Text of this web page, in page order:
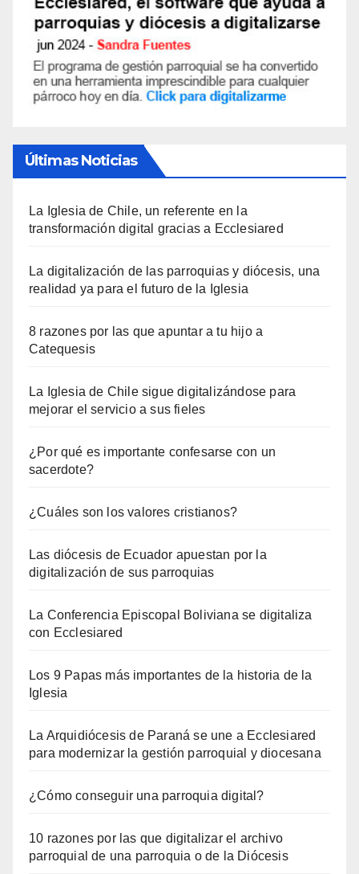
Últimas Noticias
La Iglesia de Chile, un referente en la
transformación digital gracias a Ecclesiared
La digitalización de las parroquias y diócesis, una
realidad ya para el futuro de la Iglesia
8 razones por las que apuntar a tu hijo a
Catequesis
La Iglesia de Chile sigue digitalizándose para
mejorar el servicio a sus fieles
¿Por qué es importante confesarse con un
sacerdote?
¿Cuáles son los valores cristianos?
Las diócesis de Ecuador apuestan por la
digitalización de sus parroquias
La Conferencia Episcopal Boliviana se digitaliza
con Ecclesiared
Los 9 Papas más importantes de la historia de la
Iglesia
La Arquidiócesis de Paraná se une a Ecclesiared
para modernizar la gestión parroquial y diocesana
¿Cómo conseguir una parroquia digital?
10 razones por las que digitalizar el archivo
parroquial de una parroquia o de la Diócesis